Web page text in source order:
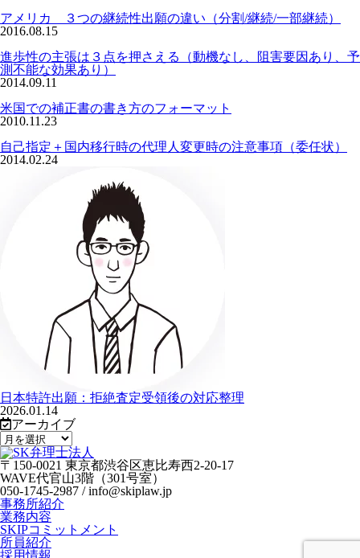
アメリカ ３つの継続性出願の違い（分割/継続/一部継続）
2016.08.15
進歩性の主張は３点を押さえる（動機なし、阻害要因あり、予
測不能な効果あり）
2014.09.11
米国での補正書の書き方のフォーマット
2010.11.23
自己指定＋国内移行時の代理人変更時の注意事項（委任状）
2014.02.24
日本特許出願：拒絶査定受領後の対応整理
2026.01.14
アーカイブ
〒150-0021 東京都渋谷区恵比寿西2-20-17
WAVE代官山3階（301号室）
050-1745-2987 / info@skiplaw.jp
事務所紹介
業務内容
SKIPコミットメント
所員紹介
採用情報